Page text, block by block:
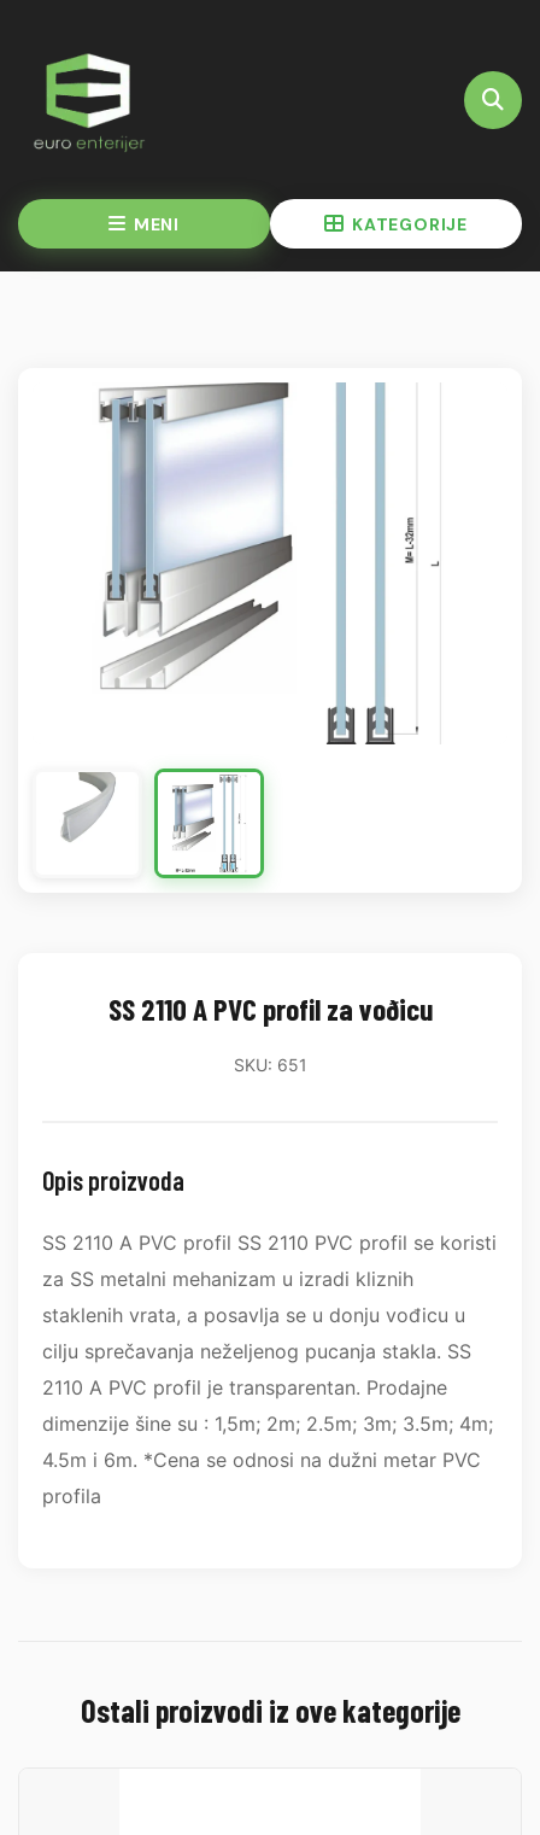
MENI KATEGORIJE
SS 2110 A PVC profil za voðicu
SKU: 651
Opis proizvoda
SS 2110 A PVC profil SS 2110 PVC profil se koristi
za SS metalni mehanizam u izradi kliznih
staklenih vrata, a posavlja se u donju vođicu u
cilju sprečavanja neželjenog pucanja stakla. SS
2110 A PVC profil je transparentan. Prodajne
dimenzije šine su : 1,5m; 2m; 2.5m; 3m; 3.5m; 4m;
4.5m i 6m. *Cena se odnosi na dužni metar PVC
profila
Ostali proizvodi iz ove kategorije